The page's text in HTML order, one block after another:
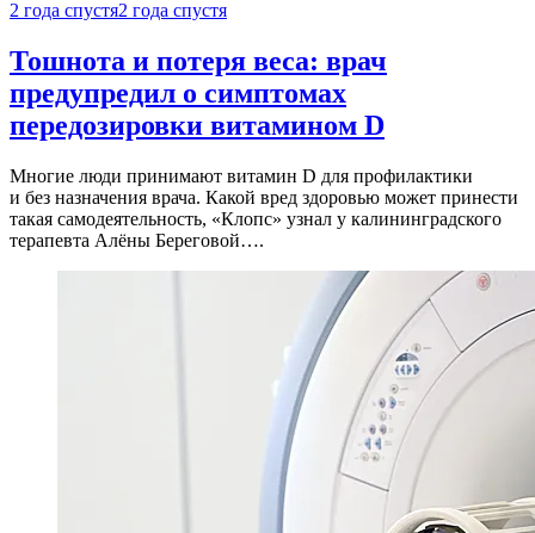
2 года спустя2 года спустя
Тошнота и потеря веса: врач
предупредил о симптомах
передозировки витамином D
Многие люди принимают витамин D для профилактики
и без назначения врача. Какой вред здоровью может принести
такая самодеятельность, «Клопс» узнал у калининградского
терапевта Алёны Береговой….